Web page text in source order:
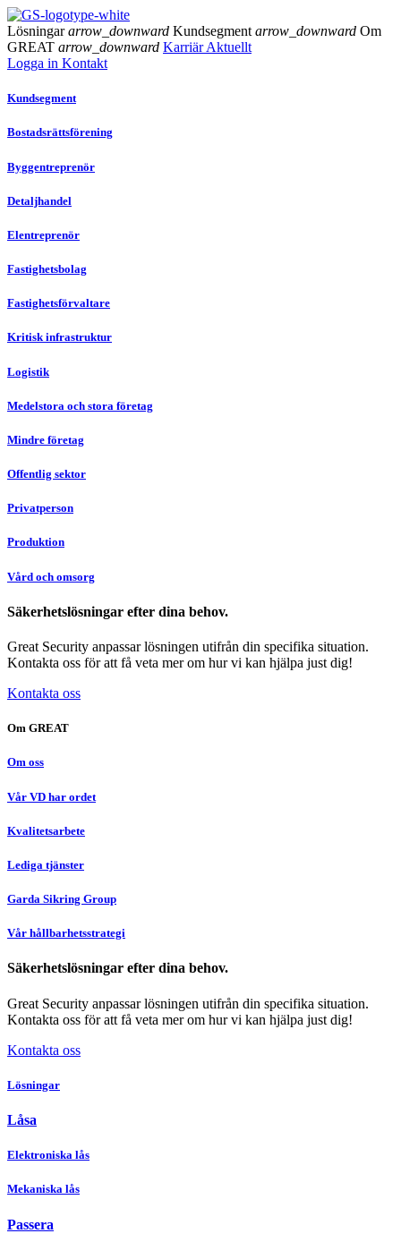
Lösningararrow_downward Kundsegment arrow_downward Om
GREAT arrow_downward KarriärAktuellt
Logga in Kontakt
Kundsegment
Bostadsrättsförening
Byggentreprenör
Detaljhandel
Elentreprenör
Fastighetsbolag
Fastighetsförvaltare
Kritisk infrastruktur
Logistik
Medelstora och stora företag
Mindre företag
Offentlig sektor
Privatperson
Produktion
Vård och omsorg
Säkerhetslösningar efter dina behov.
Great Security anpassar lösningen utifrån din specifika situation.
Kontakta oss för att få veta mer om hur vi kan hjälpa just dig!
Kontakta oss
Om GREAT
Om oss
Vår VD har ordet
Kvalitetsarbete
Lediga tjänster
Garda Sikring Group
Vår hållbarhetsstrategi
Säkerhetslösningar efter dina behov.
Great Security anpassar lösningen utifrån din specifika situation.
Kontakta oss för att få veta mer om hur vi kan hjälpa just dig!
Kontakta oss
Lösningar
Låsa
Elektroniska lås
Mekaniska lås
Passera